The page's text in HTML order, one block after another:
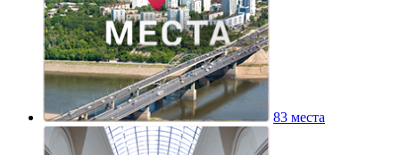
83 места